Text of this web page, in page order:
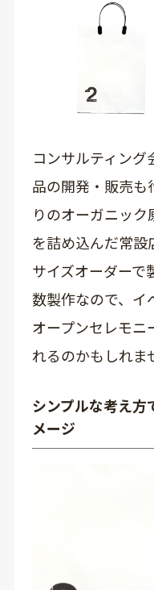
コンサルティング
品の開発・販売も
りのオーガニック
を詰め込んだ常設
サイズオーダーで
数製作なので、イ
オープンセレモニ
れるのかもしれま
シンプルな考え方
メージ